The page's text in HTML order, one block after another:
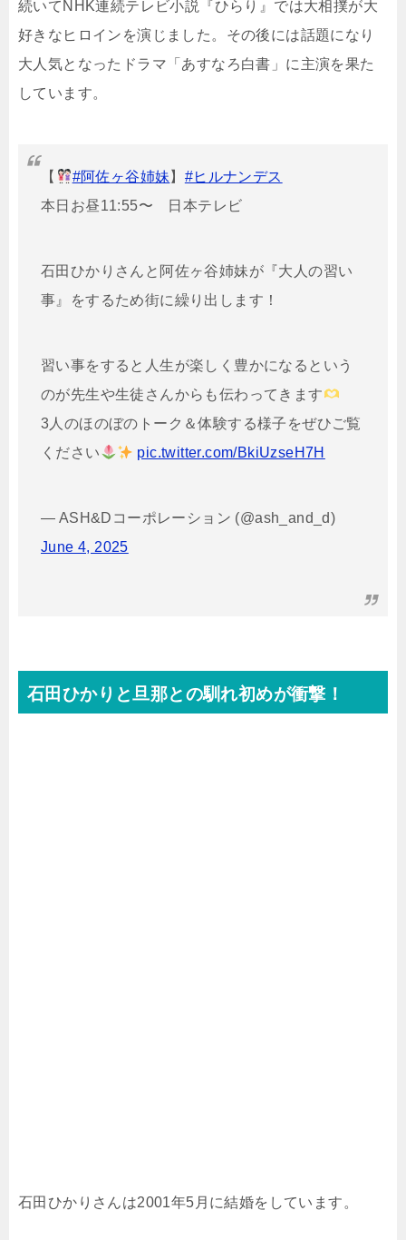
続いてNHK連続テレビ小説『ひらり』では大相撲が大
好きなヒロインを演じました。その後には話題になり
大人気となったドラマ「あすなろ白書」に主演を果た
しています。
【 #阿佐ヶ谷姉妹 】 #ヒルナンデス
本日お昼11:55〜 日本テレビ
石田ひかりさんと阿佐ヶ谷姉妹が『大人の習い
事』をするため街に繰り出します！
習い事をすると人生が楽しく豊かになるという
のが先生や生徒さんからも伝わってきます
3人のほのぼのトーク＆体験する様子をぜひご覧
ください
pic.twitter.com/BkiUzseH7H
— ASH&Dコーポレーション (@ash_and_d)
June 4, 2025
石田ひかりと旦那との馴れ初めが衝撃！
石田ひかりさんは2001年5月に結婚をしています。